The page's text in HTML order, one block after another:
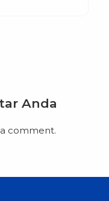
yang
Selatan,
Anda
comment.